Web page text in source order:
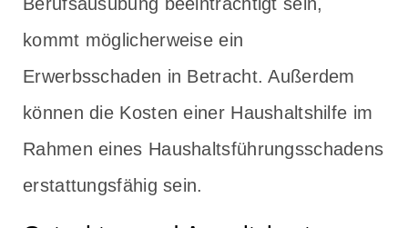
kommt möglicherweise ein
Erwerbsschaden in Betracht. Außerdem
können die Kosten einer Haushaltshilfe im
Rahmen eines Haushaltsführungsschadens
erstattungsfähig sein.